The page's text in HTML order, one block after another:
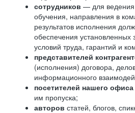
сотрудников — для ведения
обучения, направления в
результатов исполнения
обеспечения установленных
условий труда, гарантий и
представителей
(исполнения) договора,
информационного
посетителей нашего офиса
им пропуска;
авторов статей, блогов,